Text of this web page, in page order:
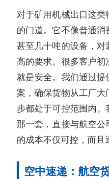
对于矿用机械出口这
的门道。它不像普通
甚至几十吨的设备，
高的要求。很多客户
就是安全。我们通过
案，确保货物从工厂
步都处于可控范围内
那一套，直接与航空
的成本不仅可控，而且
空中速递：航空